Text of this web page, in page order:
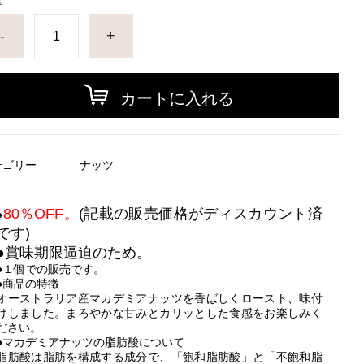
- +
カートに入れる
ゴリー ナッツ
80％OFF。 (記載の販売価格がディスカウント済
す)
賞味期限逼迫のため。
１個での販売です。
商品の特徴
ーストラリア産マカデミアナッツを香ばしくロースト、味付
しました。まろやかな甘みとカリッとした食感をお楽しみく
さい。
マカデミアナッツの脂肪酸について
肪酸は脂肪を構成する成分で、「飽和脂肪酸」と「不飽和脂